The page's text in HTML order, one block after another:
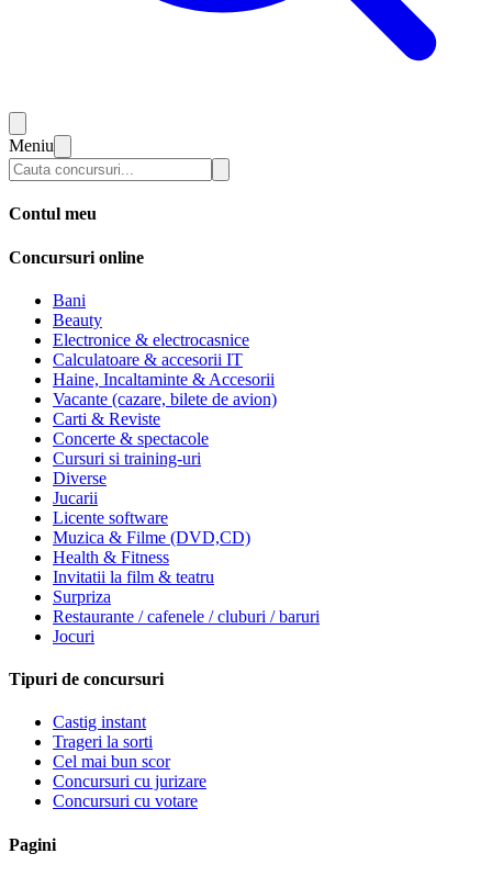
Meniu
Contul meu
Concursuri online
Bani
Beauty
Electronice & electrocasnice
Calculatoare & accesorii IT
Haine, Incaltaminte & Accesorii
Vacante (cazare, bilete de avion)
Carti & Reviste
Concerte & spectacole
Cursuri si training-uri
Diverse
Jucarii
Licente software
Muzica & Filme (DVD,CD)
Health & Fitness
Invitatii la film & teatru
Surpriza
Restaurante / cafenele / cluburi / baruri
Jocuri
Tipuri de concursuri
Castig instant
Trageri la sorti
Cel mai bun scor
Concursuri cu jurizare
Concursuri cu votare
Pagini